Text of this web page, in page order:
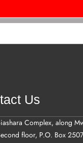
Us
Complex, along
floor, P.O. Box